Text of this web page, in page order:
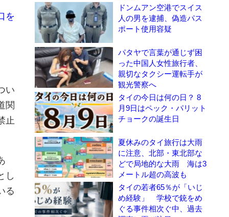
を
い
関
止
し
る
ドンムアン空港でスイス
人の男を逮捕、偽造パス
ポート使用容疑
パタヤで言葉が通じず困
った中国人女性旅行者、
親切なタクシー運転手が
観光警察へ
タイの今日は何の日？ 8
月9日はペック・パリット
チョークの誕生日
夏休みのタイ旅行は大雨
に注意、北部・東北部な
どで局地的な大雨 海は3
メートル超の高波も
タイの若者65％が「いじ
め経験」 学校で銃をめ
ぐる事件相次ぐ中、過去